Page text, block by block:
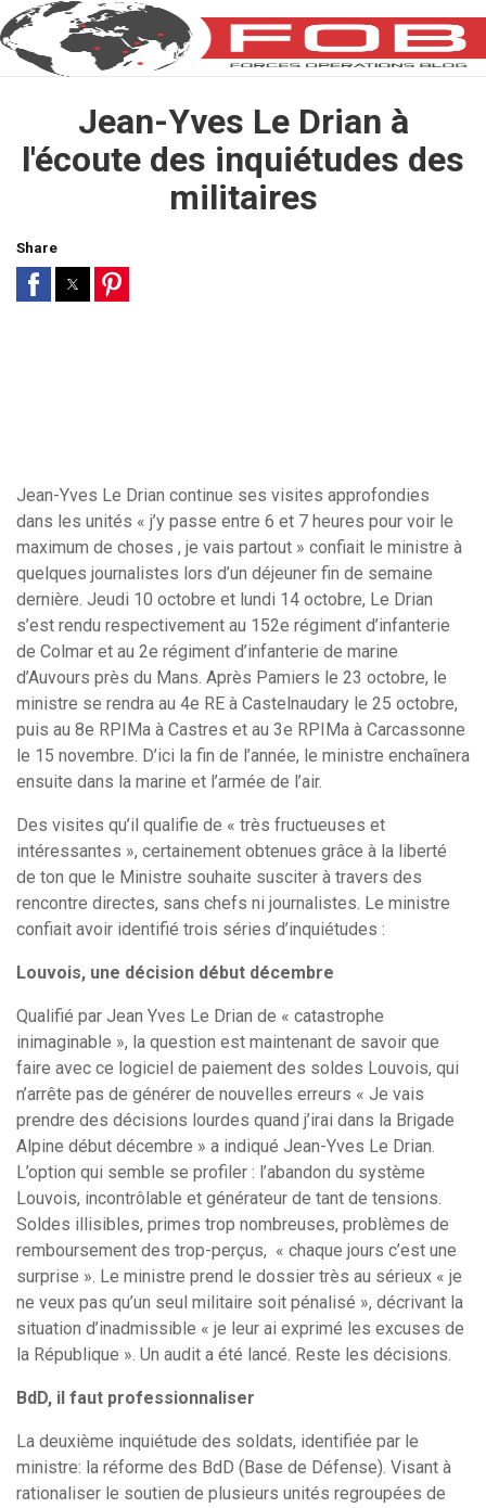
Jean-Yves Le Drian à
l'écoute des inquiétudes des
militaires
Share
Jean-Yves Le Drian continue ses visites approfondies
dans les unités « j’y passe entre 6 et 7 heures pour voir le
maximum de choses , je vais partout » confiait le ministre à
quelques journalistes lors d’un déjeuner fin de semaine
dernière. Jeudi 10 octobre et lundi 14 octobre, Le Drian
s’est rendu respectivement au 152e régiment d’infanterie
de Colmar et au 2e régiment d’infanterie de marine
d’Auvours près du Mans. Après Pamiers le 23 octobre, le
ministre se rendra au 4e RE à Castelnaudary le 25 octobre,
puis au 8e RPIMa à Castres et au 3e RPIMa à Carcassonne
le 15 novembre. D’ici la fin de l’année, le ministre enchaînera
ensuite dans la marine et l’armée de l’air.
Des visites qu’il qualifie de « très fructueuses et
intéressantes », certainement obtenues grâce à la liberté
de ton que le Ministre souhaite susciter à travers des
rencontre directes, sans chefs ni journalistes. Le ministre
confiait avoir identifié trois séries d’inquiétudes :
Louvois, une décision début décembre
Qualifié par Jean Yves Le Drian de « catastrophe
inimaginable », la question est maintenant de savoir que
faire avec ce logiciel de paiement des soldes Louvois, qui
n’arrête pas de générer de nouvelles erreurs « Je vais
prendre des décisions lourdes quand j’irai dans la Brigade
Alpine début décembre » a indiqué Jean-Yves Le Drian.
L’option qui semble se profiler : l’abandon du système
Louvois, incontrôlable et générateur de tant de tensions.
Soldes illisibles, primes trop nombreuses, problèmes de
remboursement des trop-perçus, « chaque jours c’est une
surprise ». Le ministre prend le dossier très au sérieux « je
ne veux pas qu’un seul militaire soit pénalisé », décrivant la
situation d’inadmissible « je leur ai exprimé les excuses de
la République ». Un audit a été lancé. Reste les décisions.
BdD, il faut professionnaliser
La deuxième inquiétude des soldats, identifiée par le
ministre: la réforme des BdD (Base de Défense). Visant à
rationaliser le soutien de plusieurs unités regroupées de